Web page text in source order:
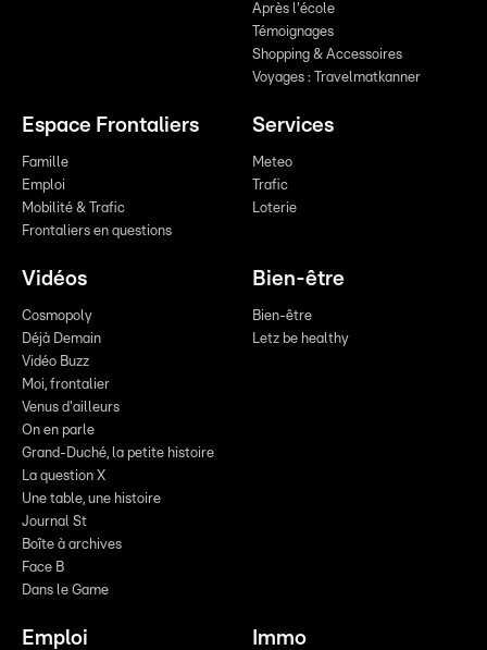
Après l'école
Témoignages
Shopping & Accessoires
Voyages : Travelmatkanner
Espace Frontaliers
Famille
Emploi
Mobilité & Trafic
Frontaliers en questions
Services
Meteo
Trafic
Loterie
Vidéos
Cosmopoly
Déjà Demain
Vidéo Buzz
Moi, frontalier
Venus d'ailleurs
On en parle
Grand-Duché, la petite histoire
La question X
Une table, une histoire
Journal St
Boîte à archives
Face B
Dans le Game
Bien-être
Bien-être
Letz be healthy
Emploi Immo